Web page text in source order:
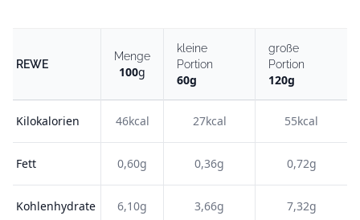
REWE
Menge
100g
kleine
Portion
60g
große
Portion
120g
Kilokalorien 46kcal 27kcal 55kcal
Fett 0,60g 0,36g 0,72g
Kohlenhydrate 6,10g 3,66g 7,32g